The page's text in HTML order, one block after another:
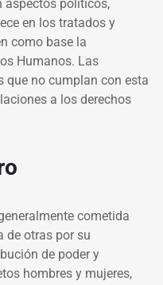
aspectos políticos,
en los tratados y
como base la
Humanos. Las
que no cumplan con esta
a los derechos
cometida
de otras por su
de poder y
hombres y mujeres,